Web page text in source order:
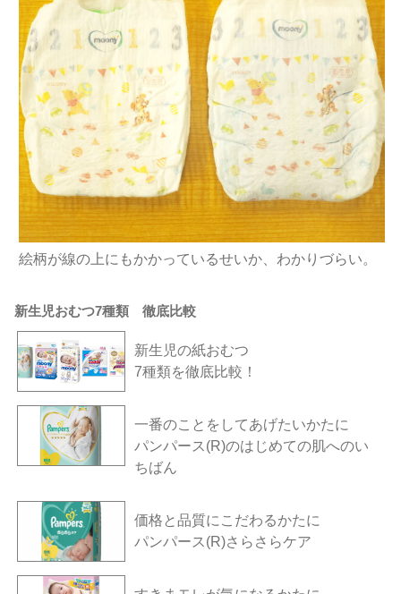
絵柄が線の上にもかかっているせいか、わかりづらい。
新生児おむつ7種類 徹底比較
新生児の紙おむつ
7種類を徹底比較！
一番のことをしてあげたいかたに
パンパース(R)のはじめての肌へのい
ちばん
価格と品質にこだわるかたに
パンパース(R)さらさらケア